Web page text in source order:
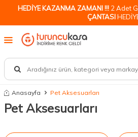
HEDİYE KAZANMA ZAMANI !!! 2 Adet
ÇANTASI
Anasayfa Pet Aksesuarları
Pet Aksesuarları